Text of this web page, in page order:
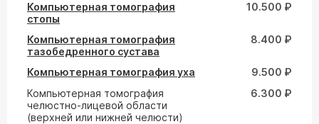
Компьютерная томография
стопы
10.500 ₽
Компьютерная томография
тазобедренного сустава
8.400 ₽
Компьютерная томография уха
9.500 ₽
Компьютерная томография
челюстно-лицевой области
(верхней или нижней челюсти)
6.300 ₽